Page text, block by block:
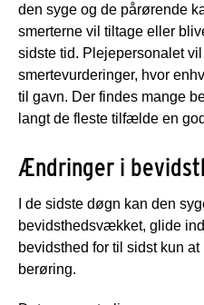
den syge og de pårørende
smerterne vil tiltage eller
sidste tid. Plejepersonalet
smertevurderinger, hvor
til gavn. Der findes mange
langt de fleste tilfælde en
Ændringer i
I de sidste døgn kan den
bevidsthedsvækket, glide
bevidsthed for til sidst kun
berøring.